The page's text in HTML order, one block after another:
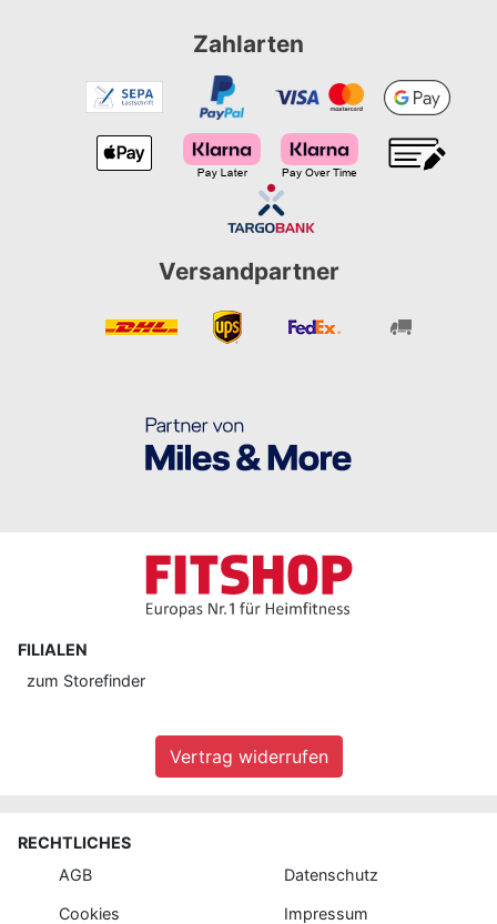
Zahlarten
Versandpartner
FILIALEN
zum Storefinder
Vertrag widerrufen
RECHTLICHES
AGB
Datenschutz
Cookies Impressum